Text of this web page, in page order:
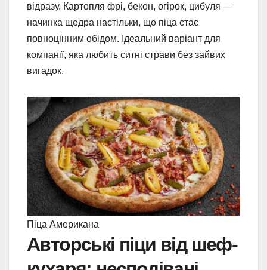
відразу. Картопля фрі, бекон, огірок, цибуля —
начинка щедра настільки, що піца стає
повноцінним обідом. Ідеальний варіант для
компанії, яка любить ситні страви без зайвих
вигадок.
Піца Американа
Авторські піци від шеф-